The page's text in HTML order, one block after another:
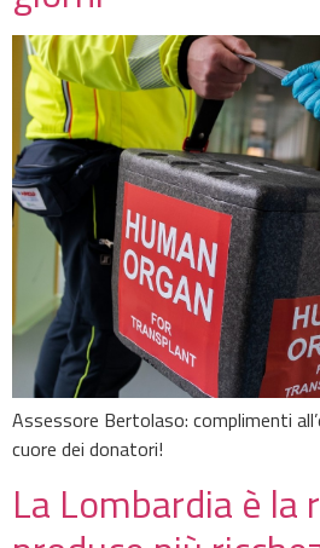
Assessore Bertolaso: complimenti
cuore dei donatori!
La Lombardia è la